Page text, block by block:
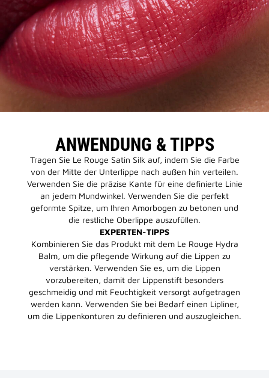
ANWENDUNG & TIPPS
Tragen Sie Le Rouge Satin Silk auf, indem Sie die Farbe
von der Mitte der Unterlippe nach außen hin verteilen.
Verwenden Sie die präzise Kante für eine definierte Linie
an jedem Mundwinkel. Verwenden Sie die perfekt
geformte Spitze, um Ihren Amorbogen zu betonen und
die restliche Oberlippe auszufüllen.
EXPERTEN-TIPPS
Kombinieren Sie das Produkt mit dem Le Rouge Hydra
Balm, um die pflegende Wirkung auf die Lippen zu
verstärken. Verwenden Sie es, um die Lippen
vorzubereiten, damit der Lippenstift besonders
geschmeidig und mit Feuchtigkeit versorgt aufgetragen
werden kann. Verwenden Sie bei Bedarf einen Lipliner,
um die Lippenkonturen zu definieren und auszugleichen.